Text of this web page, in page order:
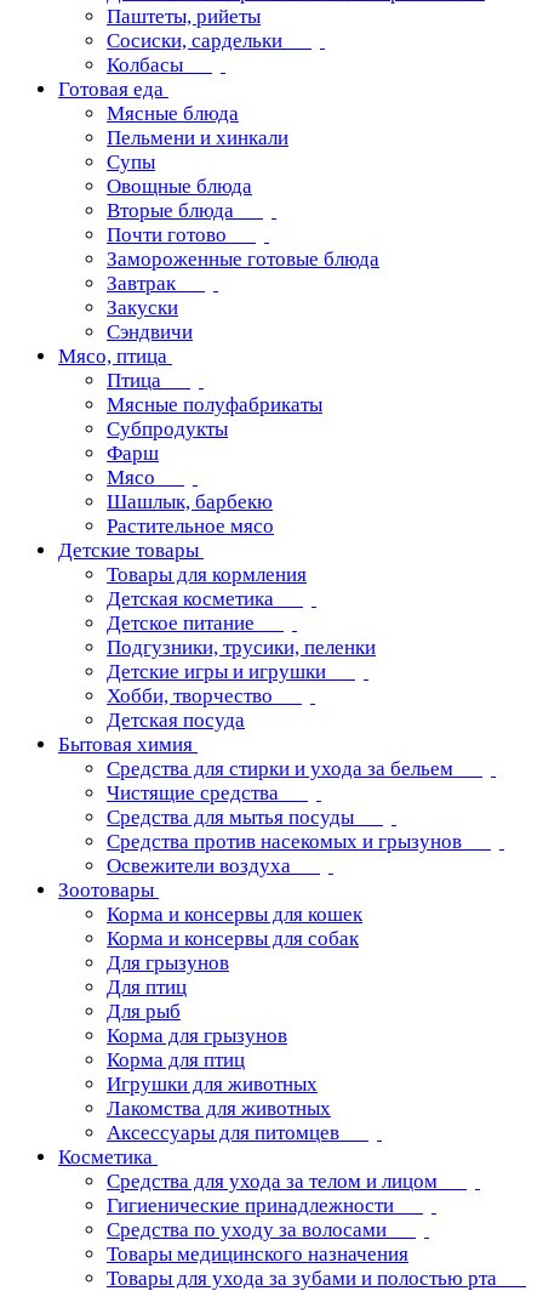
Паштеты, рийеты
Сосиски, сардельки
Колбасы
Готовая еда
Мясные блюда
Пельмени и хинкали
Супы
Овощные блюда
Вторые блюда
Почти готово
Замороженные готовые блюда
Завтрак
Закуски
Сэндвичи
Мясо, птица
Птица
Мясные полуфабрикаты
Субпродукты
Фарш
Мясо
Шашлык, барбекю
Растительное мясо
Детские товары
Товары для кормления
Детская косметика
Детское питание
Подгузники, трусики, пеленки
Детские игры и игрушки
Хобби, творчество
Детская посуда
Бытовая химия
Средства для стирки и ухода за бельем
Чистящие средства
Средства для мытья посуды
Средства против насекомых и грызунов
Освежители воздуха
Зоотовары
Корма и консервы для кошек
Корма и консервы для собак
Для грызунов
Для птиц
Для рыб
Корма для грызунов
Корма для птиц
Игрушки для животных
Лакомства для животных
Аксессуары для питомцев
Косметика
Средства для ухода за телом и лицом
Гигиенические принадлежности
Средства по уходу за волосами
Товары медицинского назначения
Товары для ухода за зубами и полостью рта